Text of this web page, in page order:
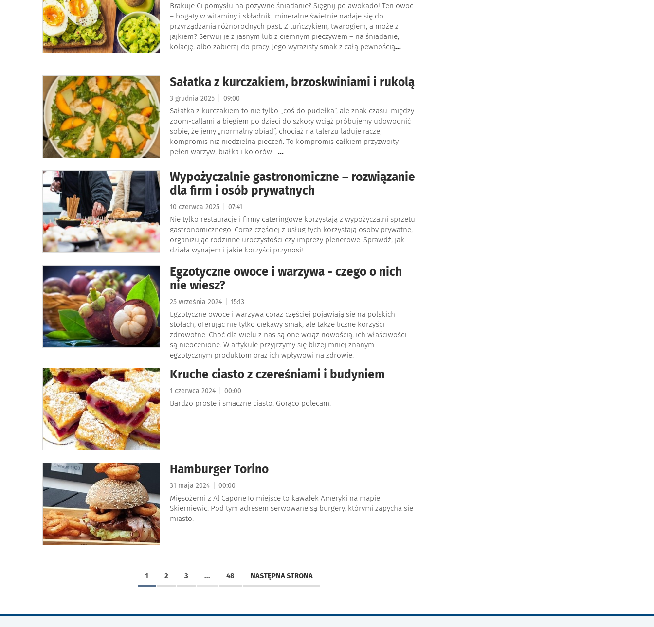
Brakuje Ci pomysłu na pożywne śniadanie? Sięgnij po awokado! Ten owoc
– bogaty w witaminy i składniki mineralne świetnie nadaje się do
przyrządzania różnorodnych past. Z tuńczykiem, twarogiem, a może z
jajkiem? Serwuj je z jasnym lub z ciemnym pieczywem – na śniadanie,
kolację, albo zabieraj do pracy. Jego wyrazisty smak z całą pewnością...
Sałatka z kurczakiem, brzoskwiniami i rukolą
3 grudnia 2025 09:00
Sałatka z kurczakiem to nie tylko „coś do pudełka”, ale znak czasu: między
zoom-callami a biegiem po dzieci do szkoły wciąż próbujemy udowodnić
sobie, że jemy „normalny obiad”, chociaż na talerzu ląduje raczej
kompromis niż niedzielna pieczeń. To kompromis całkiem przyzwoity –
pełen warzyw, białka i kolorów –...
Wypożyczalnie gastronomiczne – rozwiązanie
dla firm i osób prywatnych
10 czerwca 2025 07:41
Nie tylko restauracje i firmy cateringowe korzystają z wypożyczalni sprzętu
gastronomicznego. Coraz częściej z usług tych korzystają osoby prywatne,
organizując rodzinne uroczystości czy imprezy plenerowe. Sprawdź, jak
działa wynajem i jakie korzyści przynosi!
Egzotyczne owoce i warzywa - czego o nich
nie wiesz?
25 września 2024 15:13
Egzotyczne owoce i warzywa coraz częściej pojawiają się na polskich
stołach, oferując nie tylko ciekawy smak, ale także liczne korzyści
zdrowotne. Choć dla wielu z nas są one wciąż nowością, ich właściwości
są nieocenione. W artykule przyjrzymy się bliżej mniej znanym
egzotycznym produktom oraz ich wpływowi na zdrowie.
Kruche ciasto z czereśniami i budyniem
1 czerwca 2024 00:00
Bardzo proste i smaczne ciasto. Gorąco polecam.
Hamburger Torino
31 maja 2024 00:00
Mięsożerni z Al CaponeTo miejsce to kawałek Ameryki na mapie
Skierniewic. Pod tym adresem serwowane są burgery, którymi zapycha się
miasto.
1 2 3 ... 48 NASTĘPNA STRONA